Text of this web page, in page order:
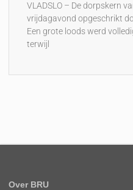
VLADSLO – De dorpskern
vrijdagavond opgeschrikt
Een grote loods werd
terwijl
Over BRU